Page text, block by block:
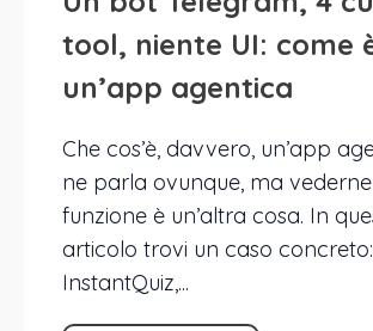
tool, niente UI: come
un’app agentica
Che cos’è, davvero, un’app
ne parla ovunque, ma
funzione è un’altra cosa. In
articolo trovi un caso concreto:
InstantQuiz,...